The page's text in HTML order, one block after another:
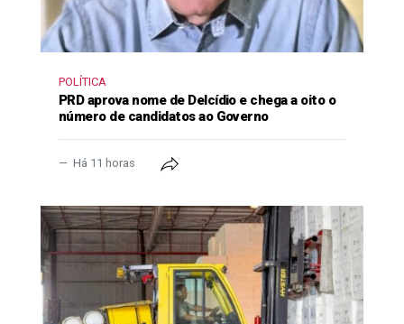
POLÍTICA
PRD aprova nome de Delcídio e chega a oito o
número de candidatos ao Governo
Há 11 horas